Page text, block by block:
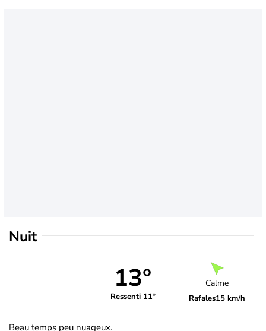
Nuit
13°
Ressenti 11°
Calme
Rafales15 km/h
Beau temps peu nuageux.